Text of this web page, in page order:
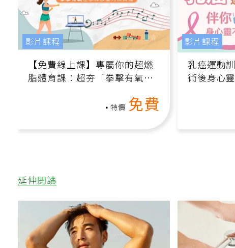
【免費線上課】專屬你的超燃
脂體育課：超夯「拳擊有氧」
高壓族在家釋放壓力無負擔
免費
影片課程
乳癌運動
術後身心
影片課程
延伸閱讀